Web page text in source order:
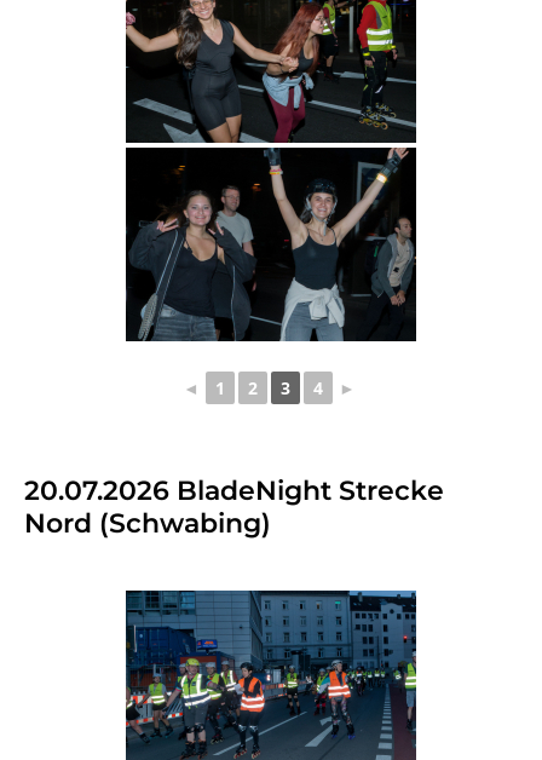
◄ 1 2 3 4 ►
20.07.2026 BladeNight Strecke
Nord (Schwabing)